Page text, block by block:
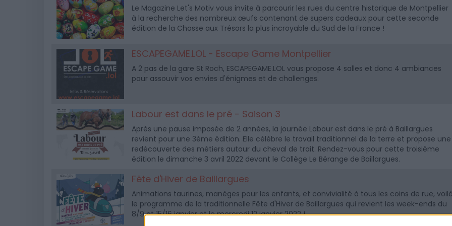
Le Magazine Let's Motiv vous invite à parcourir les rues du centre historique de Montpellier
à la recherche des nombreux œufs contenant de supers cadeaux pour cette seconde
édition de la Chasse aux Trésors la plus incroyable du Sud de la France !
ESCAPEGAME.LOL - Escape Game Montpellier
A 2 pas de la gare St Roch, ESCAPEGAME.LOL vous propose 4 salles et donc 4 ambiances
pour assouvir vos envies d'énigmes et de challenges.
Labour est dans le pré - Saison 3
Après une pause imposée de 2 années, la journée Labour est dans le pré à Baillargues
revient pour une 3ème édition. Elle célèbre le travail traditionnel de la terre et propose une
redécouverte des métiers autour du cheval de trait. Rendez-vous pour cette troisième
édition le dimanche 3 avril 2022 devant le Collège Le Bérange de Baillargues.
Fête d'Hiver de Baillargues
Animations taurines, manèges pour les enfants, et convivialité à tous les coins de rue,
le programme de la traditionnelle Fête d'Hiver de Baillargues qui revient les week-ends du
8/9 et 15/16 janvier et le mercredi 12 janvier 2022 !